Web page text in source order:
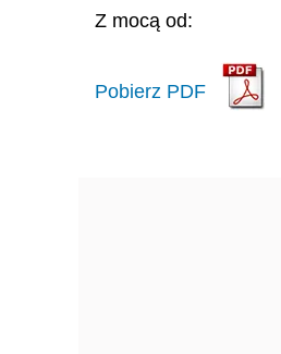
Z mocą od:
Pobierz PDF